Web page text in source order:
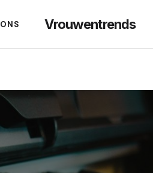
Vrouwentrends